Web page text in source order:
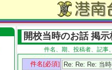
開校当時のお話 掲
件名、期、投稿者、記事
件名[必須]